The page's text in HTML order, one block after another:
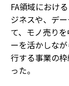
FA領域におけ
ジネスや、デ
て、モノ売り
ーを活かしな
行する事業の
った。